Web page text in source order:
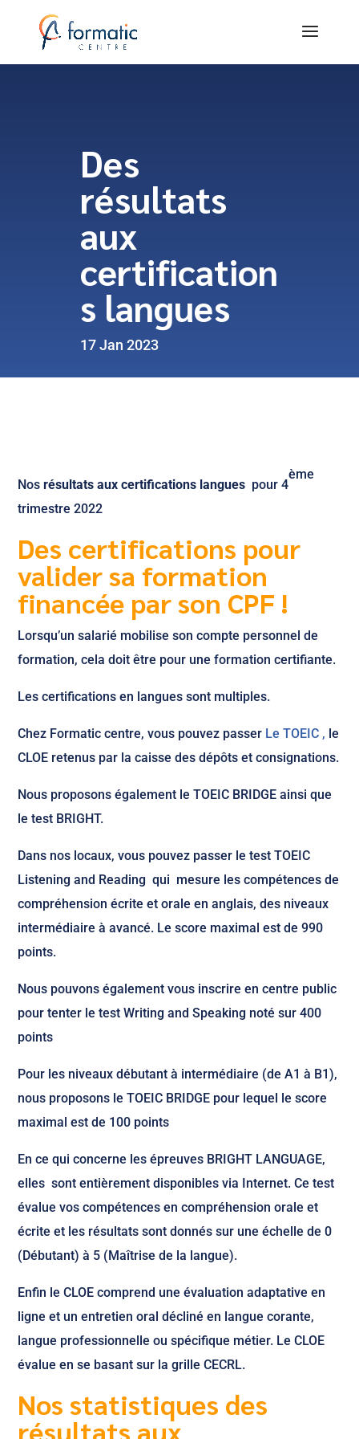
Des
résultats
aux
certification
s langues
17 Jan 2023
Nosrésultats aux certifications langues pour 4
ème
trimestre 2022
Des certifications pour
valider sa formation
financée par son CPF !
Lorsqu’un salarié mobilise son compte personnel de
formation, cela doit être pour une formation certifiante.
Les certifications en langues sont multiples.
Chez Formatic centre, vous pouvez passer Le TOEIC , le
CLOE retenus par la caisse des dépôts et consignations.
Nous proposons également le TOEIC BRIDGE ainsi que
le test BRIGHT.
Dans nos locaux, vous pouvez passer le test TOEIC
Listening and Reading qui mesure les compétences de
compréhension écrite et orale en anglais, des niveaux
intermédiaire à avancé. Le score maximal est de 990
points.
Nous pouvons également vous inscrire en centre public
pour tenter le test Writing and Speaking noté sur 400
points
Pour les niveaux débutant à intermédiaire (de A1 à B1),
nous proposons le TOEIC BRIDGE pour lequel le score
maximal est de 100 points
En ce qui concerne les épreuves BRIGHT LANGUAGE,
elles sont entièrement disponibles via Internet. Ce test
évalue vos compétences en compréhension orale et
écrite et les résultats sont donnés sur une échelle de 0
(Débutant) à 5 (Maîtrise de la langue).
Enfin le CLOE comprend une évaluation adaptative en
ligne et un entretien oral décliné en langue corante,
langue professionnelle ou spécifique métier. Le CLOE
évalue en se basant sur la grille CECRL.
Nos statistiques des
résultats aux